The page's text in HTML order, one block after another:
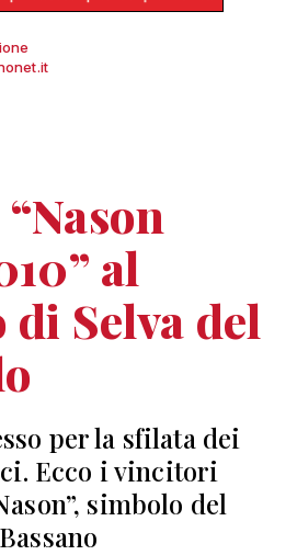
al
Selva del
per la sfilata dei
Ecco i vincitori
simbolo del